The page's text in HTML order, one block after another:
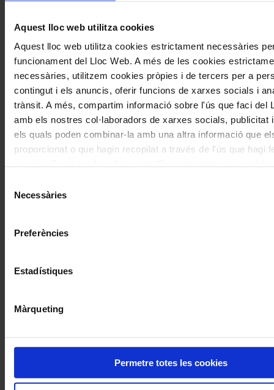
Aquest lloc web utilitza cookies
Aquest lloc web utilitza cookies estrictament necessàries
funcionament del Lloc Web. A més de les cookies
necessàries, utilitzem cookies pròpies i de tercers per a
contingut i els anuncis, oferir funcions de xarxes socials i
trànsit. A més, compartim informació sobre l'ús que faci del
amb els nostres col·laboradors de xarxes socials, publicitat
els quals poden combinar-la amb una altra informació que
proporcionat o que hagin recopilat a través de l'ús que hagi
"Permetre la selecció". Si vol més informació visiti la nostra
Necessàries
Preferències
Estadístiques
Màrqueting
Permetre totes les cookies
Correu electrònic*
Navegar
per
les
articles
de
Actualitat
També et pot interessar
D’un Brahms fosc a un Dvořák clar
Concerts